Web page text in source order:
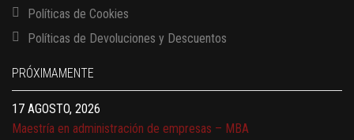
Políticas de Cookies
Políticas de Devoluciones y Descuentos
PRÓXIMAMENTE
13 AGOSTO, 2026
17 AGOSTO, 2026
Gerencia de empresas familiares
17 AGOSTO, 2026
Maestría en administración de empresas – MBA